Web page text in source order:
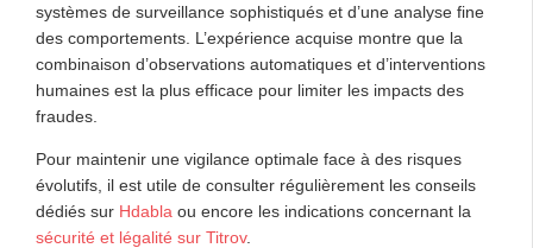
systèmes de surveillance sophistiqués et d’une analyse fine
des comportements. L’expérience acquise montre que la
combinaison d’observations automatiques et d’interventions
humaines est la plus efficace pour limiter les impacts des
fraudes.
Pour maintenir une vigilance optimale face à des risques
évolutifs, il est utile de consulter régulièrement les conseils
dédiés sur Hdabla ou encore les indications concernant la
sécurité et légalité sur Titrov.